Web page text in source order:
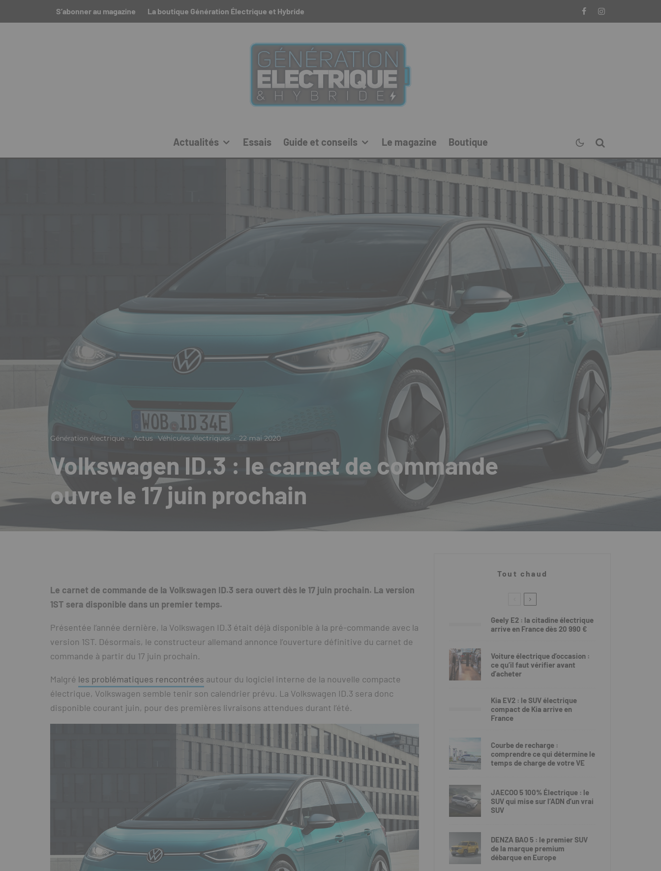
S’abonner au magazine La boutique Génération Électrique et Hybride
Actualités Essais Guide et conseils Le magazine Boutique
Génération électrique · Actus Véhicules électriques · 22 mai 2020
Volkswagen ID.3 : le carnet de commande
ouvre le 17 juin prochain
Le carnet de commande de la Volkswagen ID.3 sera ouvert dès le 17 juin prochain. La version
1ST sera disponible dans un premier temps.
Présentée l’année dernière, la Volkswagen ID.3 était déjà disponible à la pré-commande avec la
version 1ST. Désormais, le constructeur allemand annonce l’ouverture définitive du carnet de
commande à partir du 17 juin prochain.
Malgré les problématiques rencontrées autour du logiciel interne de la nouvelle compacte
électrique, Volkswagen semble tenir son calendrier prévu. La Volkswagen ID.3 sera donc
disponible courant juin, pour des premières livraisons attendues durant l’été.
Tout chaud
Geely E2 : la citadine électrique
arrive en France dès 20 990 €
Voiture électrique d’occasion :
ce qu’il faut vérifier avant
d’acheter
Kia EV2 : le SUV électrique
compact de Kia arrive en
France
Courbe de recharge :
comprendre ce qui détermine le
temps de charge de votre VE
JAECOO 5 100% Électrique : le
SUV qui mise sur l’ADN d’un vrai
SUV
DENZA BAO 5 : le premier SUV
de la marque premium
débarque en Europe